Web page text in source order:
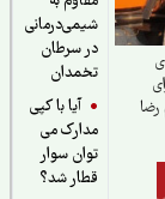
شیمی‌درمانی
در سرطان
تخمدان
آیا با کپی
مدارک می
توان سوار
قطار شد؟